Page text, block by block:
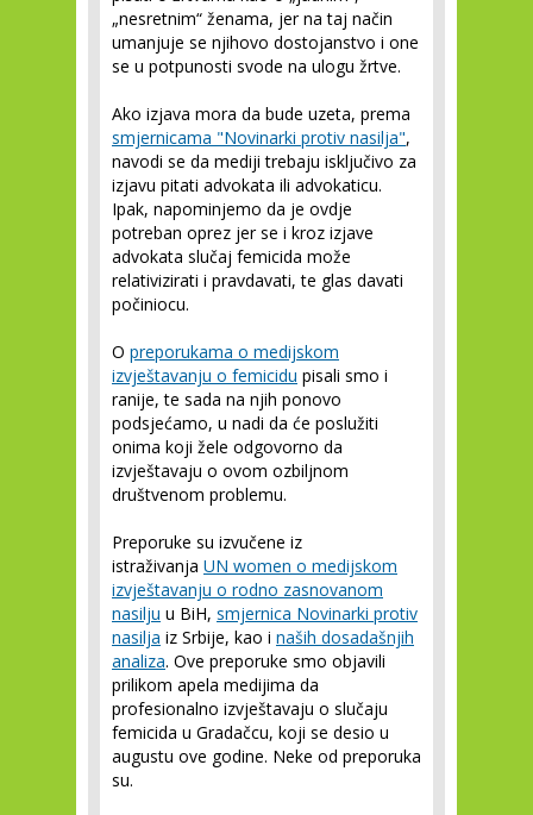
„nesretnim“ ženama, jer na taj način
umanjuje se njihovo dostojanstvo i one
se u potpunosti svode na ulogu žrtve.
Ako izjava mora da bude uzeta, prema
smjernicama "Novinarki protiv nasilja",
navodi se da mediji trebaju isključivo za
izjavu pitati advokata ili advokaticu.
Ipak, napominjemo da je ovdje
potreban oprez jer se i kroz izjave
advokata slučaj femicida može
relativizirati i pravdavati, te glas davati
počiniocu.
O preporukama o medijskom
izvještavanju o femicidu pisali smo i
ranije, te sada na njih ponovo
podsjećamo, u nadi da će poslužiti
onima koji žele odgovorno da
izvještavaju o ovom ozbiljnom
društvenom problemu.
Preporuke su izvučene iz
istraživanja UN women o medijskom
izvještavanju o rodno zasnovanom
nasilju u BiH, smjernica Novinarki protiv
nasilja iz Srbije, kao i naših dosadašnjih
analiza. Ove preporuke smo objavili
prilikom apela medijima da
profesionalno izvještavaju o slučaju
femicida u Gradačcu, koji se desio u
augustu ove godine. Neke od preporuka
su.